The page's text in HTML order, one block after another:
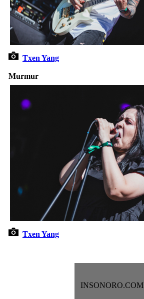
Txen Yang
Murmur
Txen Yang
INSONORO.COM